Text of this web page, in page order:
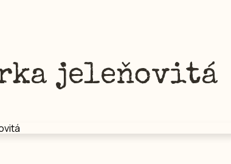
jeleňovitá